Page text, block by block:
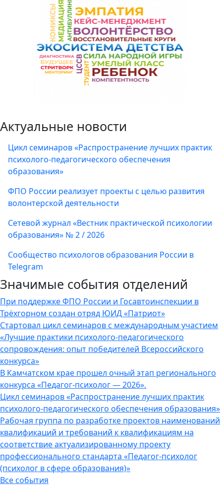
Актуальные новости
Цикл семинаров «Распространение лучших практик
психолого-педагогического обеспечения
образования»
ФПО России реализует проекты с целью развития
волонтерской деятельности
Сетевой журнал «Вестник практической психологии
образования» № 2 / 2026
Сообщество психологов образования России в
Telegram
Значимые события отделений
При поддержке ФПО России и Госавтоинспекции в
Трёхгорном создан отряд ЮИД «Патриот»
Стартовал цикл семинаров с международным участием
«Лучшие практики психолого-педагогического
сопровождения: опыт победителей Всероссийского
конкурса»
В Камчатском крае прошел очный этап регионального
конкурса «Педагог-психолог — 2026».
Цикл семинаров «Распространение лучших практик
психолого-педагогического обеспечения образования»
Рабочая группа по разработке проектов наименований
квалификаций и требований к квалификациям на
соответствие актуализированному проекту
профессионального стандарта «Педагог-психолог
(психолог в сфере образования)»
Все события